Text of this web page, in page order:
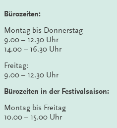
Bürozeiten:
Montag bis Donnerstag
9.00 – 12.30 Uhr
14.00 – 16.30 Uhr
Freitag:
9.00 – 12.30 Uhr
Bürozeiten in der Festivalsaison:
Montag bis Freitag
10.00 – 15.00 Uhr